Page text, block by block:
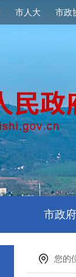
市人大 市政
市政府
您的